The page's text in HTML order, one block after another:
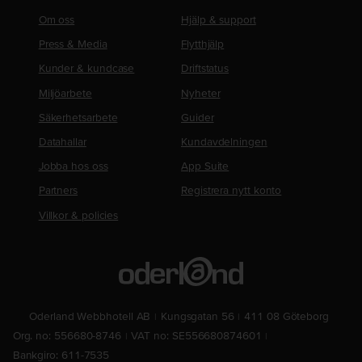
Om oss
Press & Media
Kunder & kundcase
Miljöarbete
Säkerhetsarbete
Datahallar
Jobba hos oss
Partners
Villkor & policies
Hjälp & support
Flytthjälp
Driftstatus
Nyheter
Guider
Kundavdelningen
App Suite
Registrera nytt konto
Oderland Webbhotell AB Kungsgatan 56
411 08 Göteborg
Org. no: 556680-8746
VAT no: SE556680874601
Bankgiro: 611-7535